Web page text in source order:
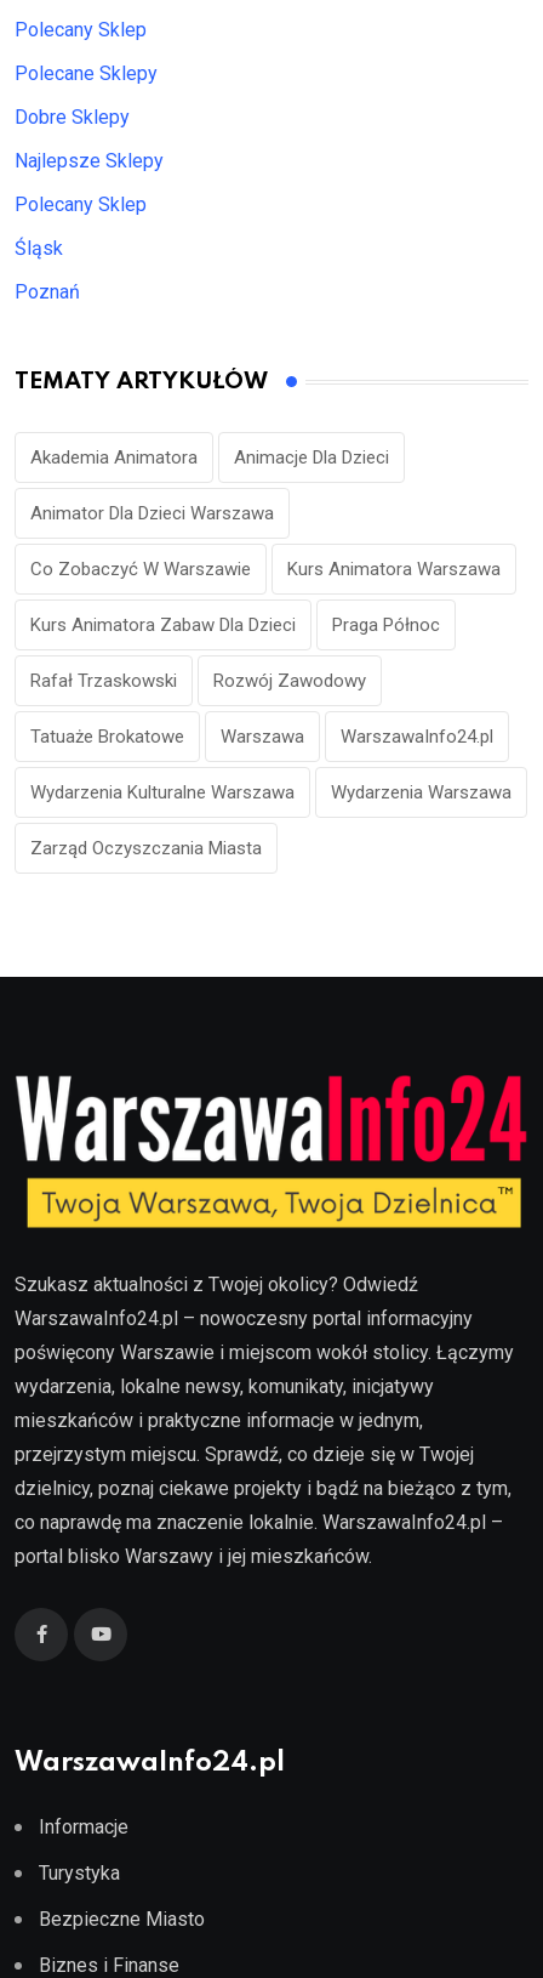
Polecany Sklep
Polecane Sklepy
Dobre Sklepy
Najlepsze Sklepy
Polecany Sklep
Śląsk
Poznań
TEMATY ARTYKUŁÓW
Akademia Animatora Animacje Dla Dzieci
Animator Dla Dzieci Warszawa
Co Zobaczyć W Warszawie Kurs Animatora Warszawa
Kurs Animatora Zabaw Dla Dzieci Praga Północ
Rafał Trzaskowski Rozwój Zawodowy
Tatuaże Brokatowe Warszawa WarszawaInfo24.pl
Wydarzenia Kulturalne Warszawa Wydarzenia Warszawa
Zarząd Oczyszczania Miasta
Szukasz aktualności z Twojej okolicy? Odwiedź
WarszawaInfo24.pl – nowoczesny portal informacyjny
poświęcony Warszawie i miejscom wokół stolicy. Łączymy
wydarzenia, lokalne newsy, komunikaty, inicjatywy
mieszkańców i praktyczne informacje w jednym,
przejrzystym miejscu. Sprawdź, co dzieje się w Twojej
dzielnicy, poznaj ciekawe projekty i bądź na bieżąco z tym,
co naprawdę ma znaczenie lokalnie. WarszawaInfo24.pl –
portal blisko Warszawy i jej mieszkańców.
WarszawaInfo24.pl
Informacje
Turystyka
Bezpieczne Miasto
Biznes i Finanse